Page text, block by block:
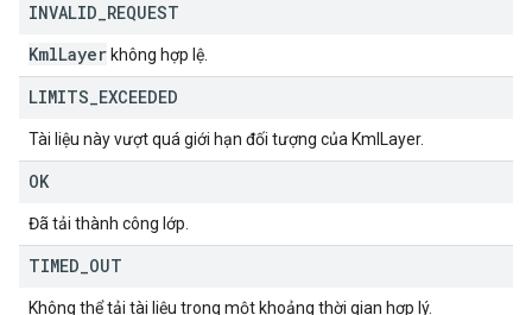
INVALID REQUEST
KmlLayer không hợp lệ.
LIMITS EXCEEDED
Tài liệu này vượt quá giới hạn đối tượng của KmlLayer.
OK
Đã tải thành công lớp.
TIMED OUT
Không thể tải tài liệu trong một khoảng thời gian hợp lý.